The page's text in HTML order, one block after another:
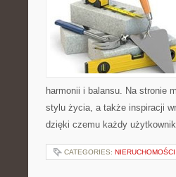
harmonii i balansu. Na stronie
stylu życia, a także inspiracji
dzięki czemu każdy
CATEGORIES: NIERUCHOMOŚCI